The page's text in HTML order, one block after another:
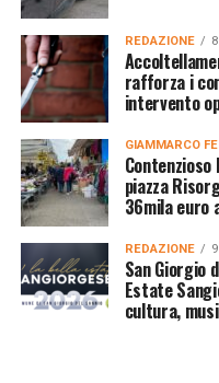
REDAZIONE
rafforza i
intervento
GIAMMARCO
piazza
36mila euro
REDAZIONE
San Giorgio
Estate
cultura,